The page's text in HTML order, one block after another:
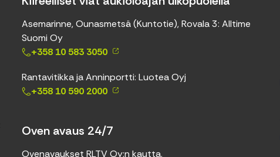
Asemarinne, Ounasmetsä (Kuntotie), Rovala 3: Alltime
Suomi Oy
+358 10 583 3050
Rantavitikka ja Anninportti: Luotea Oyj
+358 10 590 2000
Oven avaus 24/7
Ovenavaukset RLTV Oy:n kautta.